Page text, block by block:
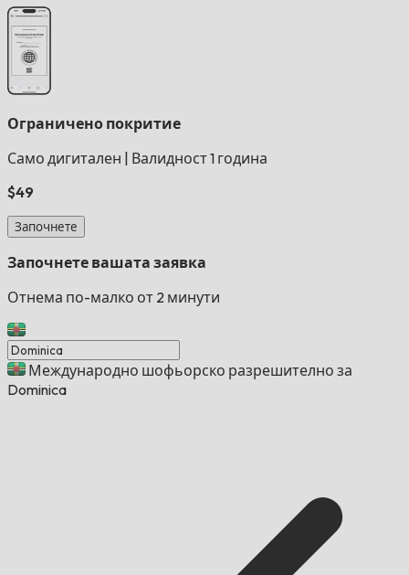
Ограничено покритие
Само дигитален
Валидност 1 година
$49
Започнете
Започнете вашата заявка
Отнема по-малко от 2 минути
Международно шофьорско разрешително за
Dominica